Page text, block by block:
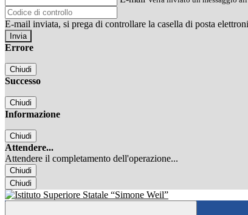
E-mail inviata, si prega di controllare la casella di posta
Errore
Chiudi
Successo
Chiudi
Informazione
Chiudi
Attendere...
Attendere il completamento dell'operazione...
Chiudi
Chiudi